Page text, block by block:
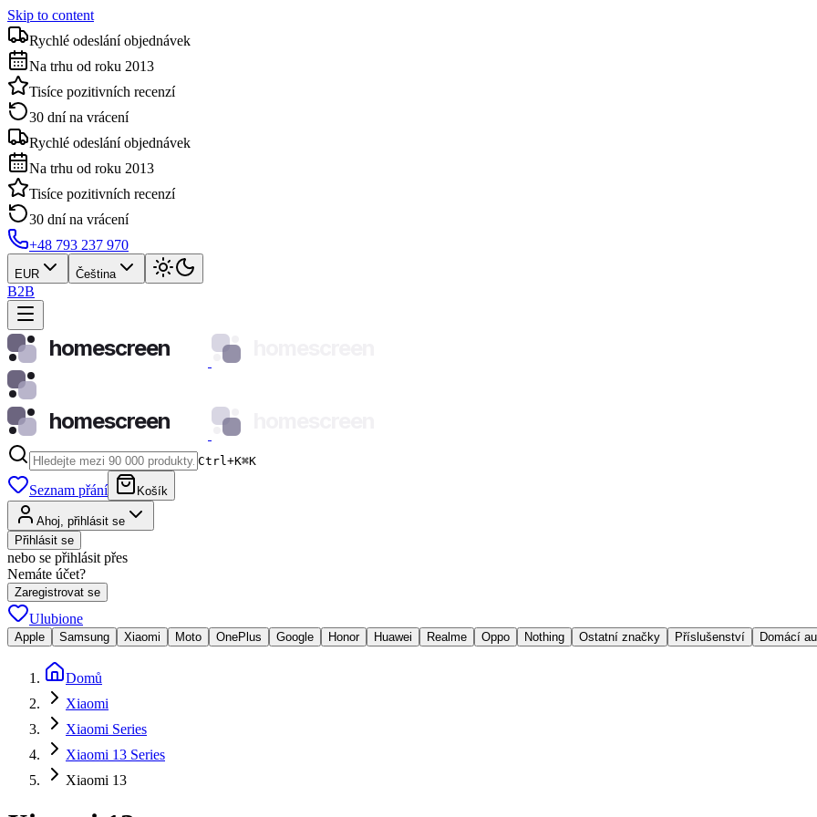
Skip to content
Rychlé odeslání objednávek
Na trhu od roku 2013
Tisíce pozitivních recenzí
30 dní na vrácení
Rychlé odeslání objednávek
Na trhu od roku 2013
Tisíce pozitivních recenzí
30 dní na vrácení
+48 793 237 970
EUR Čeština
B2B
homescreen
homescreen
Ctrl+K⌘K
Seznam přání Košík
Ahoj, přihlásit se
Přihlásit se
nebo se přihlásit přes
Nemáte účet?
Zaregistrovat se
Ulubione
Apple Samsung Xiaomi Moto OnePlus Google Honor Huawei Realme Oppo Nothing Ostatní značky Příslušenství Domácí
Domů
Xiaomi
Xiaomi Series
Xiaomi 13 Series
Xiaomi 13